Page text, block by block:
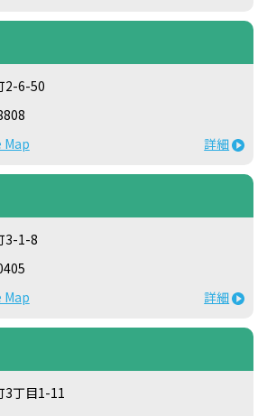
2-6-50
Map
詳細
3-1-8
Map
詳細
3丁目1-11